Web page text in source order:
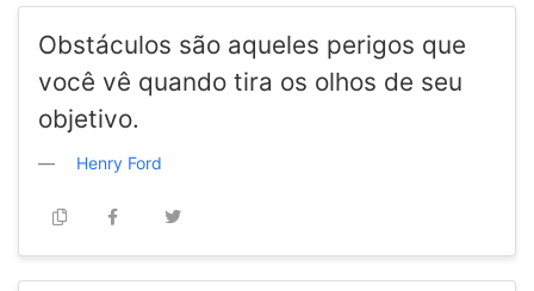
Obstáculos são aqueles perigos que
você vê quando tira os olhos de seu
objetivo.
Henry Ford